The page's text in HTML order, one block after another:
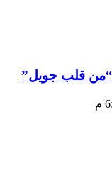
“من قلب جويل”